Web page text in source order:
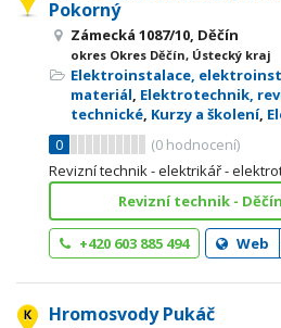
Pokorný
Zámecká 1087/10, Děčín
okres Okres Děčín, Ústecký kraj
Elektroinstalace,
materiál, Elektrotechnik,
technické, Kurzy a školení,
0
(0 hodnocení)
Revizní technik - elektrikář -
Revizní technik -
+420 603 885 494 Web
Hromosvody Pukáč